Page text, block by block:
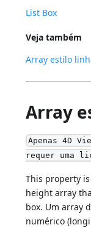
List Box
Veja também
Array estilo
Array
Apenas 4D
requer uma
This property
height array
box. Um array
numérico